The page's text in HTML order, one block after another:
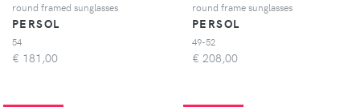
round framed sunglasses
PERSOL
54
€ 181,00
round frame sunglasses
PERSOL
49-52
€ 208,00